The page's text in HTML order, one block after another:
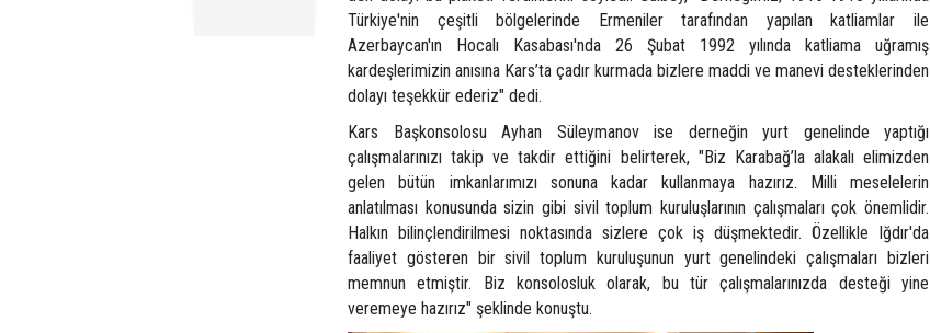
Türkiye'nin çeşitli bölgelerinde Ermeniler tarafından yapılan katliamlar ile
Azerbaycan'ın Hocalı Kasabası'nda 26 Şubat 1992 yılında katliama uğramış
kardeşlerimizin anısına Kars’ta çadır kurmada bizlere maddi ve manevi desteklerinden
dolayı teşekkür ederiz" dedi.
Kars Başkonsolosu Ayhan Süleymanov ise derneğin yurt genelinde yaptığı
çalışmalarınızı takip ve takdir ettiğini belirterek, "Biz Karabağ’la alakalı elimizden
gelen bütün imkanlarımızı sonuna kadar kullanmaya hazırız. Milli meselelerin
anlatılması konusunda sizin gibi sivil toplum kuruluşlarının çalışmaları çok önemlidir.
Halkın bilinçlendirilmesi noktasında sizlere çok iş düşmektedir. Özellikle Iğdır'da
faaliyet gösteren bir sivil toplum kuruluşunun yurt genelindeki çalışmaları bizleri
memnun etmiştir. Biz konsolosluk olarak, bu tür çalışmalarınızda desteği yine
veremeye hazırız" şeklinde konuştu.